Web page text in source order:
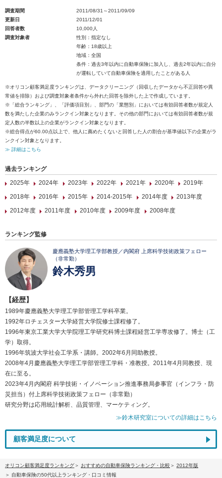
調査期間
2011/08/31～2011/09/09
更新日
2011/12/01
回答者数
10,000人
調査対象者
性別：指定なし
年齢：18歳以上
地域：全国
条件：過去3年以内に自動車保険に加入し、過去2年以内に自分
が運転していて自動車保険を適用したことがある人
※オリコン顧客満足度ランキングは、データクリーニング（回収したデータから不正回答や異
常値を排除）および調査対象者条件から外れた回答を除外した上で作成しています。
※「総合ランキング」、「評価項目別」、部門の「業態別」においては有効回答者数が規定人
数を満たした企業のみランクイン対象となります。その他の部門においては有効回答者数が規
定人数の半数以上の企業がランクイン対象となります。
※総合得点が60.00点以上で、他人に薦めたくないと回答した人の割合が基準値以下の企業がラ
ンクイン対象となります。
≫ 詳細はこちら
過去ランキング
2025年
2024年 2023年 2022年 2021年 2020年
2019年
2018年
2016年 2015年 2014-2015年 2014年度
2013年度
2012年度
2011年度 2010年度 2009年度 2008年度
ランキング監修
慶應義塾大学理工学部教授／内閣府 上席科学技術政策フェロー
（非常勤）
鈴木秀男
【経歴】
1989年慶應義塾大学理工学部管理工学科卒業。
1992年ロチェスター大学経営大学院修士課程修了。
1996年東京工業大学大学院理工学研究科博士課程経営工学専攻修了。博士（工
学）取得。
1996年筑波大学社会工学系・講師。2002年6月同助教授。
2008年4月慶應義塾大学理工学部管理工学科・准教授。2011年4月同教授、現
在に至る。
2023年4月内閣府 科学技術・イノベーション推進事務局参事官（インフラ・防
災担当）付上席科学技術政策フェロー（非常勤）
研究分野は応用統計解析、品質管理、マーケティング。
≫鈴木研究室についての詳細はこちら
顧客満足度について
オリコン顧客満足度ランキング おすすめの自動車保険ランキング・比較
2012年版
自動車保険の50代以上ランキング・口コミ情報